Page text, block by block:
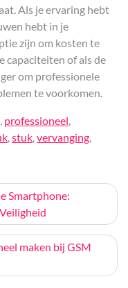
Als je ervaring hebt
hebt in je
zijn om kosten te
capaciteiten of als de
om professionele
te voorkomen.
, professioneel,
,stuk,vervanging,
Smartphone:
maken bij GSM